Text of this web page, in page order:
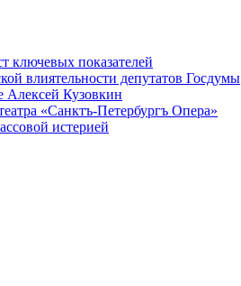
ключевых показателей
влиятельности депутатов Госдумы
Алексей Кузовкин
«Санктъ-Петербургъ Опера»
истерией